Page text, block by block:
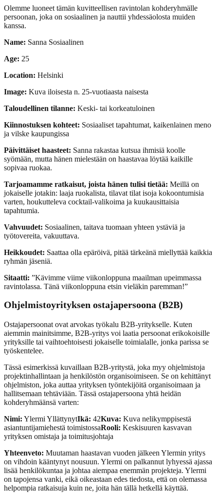
Olemme luoneet tämän kuvitteellisen ravintolan kohderyhmälle
persoonan, joka on sosiaalinen ja nauttii yhdessäolosta muiden
kanssa.
Name: Sanna Sosiaalinen
Age: 25
Location: Helsinki
Image: Kuva iloisesta n. 25-vuotiaasta naisesta
Taloudellinen tilanne: Keski- tai korkeatuloinen
Kiinnostuksen kohteet: Sosiaaliset tapahtumat, kaikenlainen meno
ja vilske kaupungissa
Päivittäiset haasteet: Sanna rakastaa kutsua ihmisiä koolle
syömään, mutta hänen mielestään on haastavaa löytää kaikille
sopivaa ruokaa.
Tarjoamamme ratkaisut, joista hänen tulisi tietää: Meillä on
jokaiselle jotakin: laaja ruokalista, tilavat tilat isoja kokoontumisia
varten, houkutteleva cocktail-valikoima ja kuukausittaisia
tapahtumia.
Vahvuudet: Sosiaalinen, taitava tuomaan yhteen ystäviä ja
työtovereita, vakuuttava.
Heikkoudet: Saattaa olla epäröivä, pitää tärkeänä miellyttää kaikkia
ryhmän jäseniä.
Sitaatti: ”Kävimme viime viikonloppuna maailman upeimmassa
ravintolassa. Tänä viikonloppuna etsin vieläkin paremman!”
Ohjelmistoyrityksen ostajapersoona (B2B)
Ostajapersoonat ovat arvokas työkalu B2B-yritykselle. Kuten
aiemmin mainitsimme, B2B-yritys voi laatia persoonat erikokoisille
yrityksille tai vaihtoehtoisesti jokaiselle toimialalle, jonka parissa se
työskentelee.
Tässä esimerkissä kuvaillaan B2B-yritystä, joka myy ohjelmistoja
projektinhallintaan ja henkilöstön organisoimiseen. Se on kehittänyt
ohjelmiston, joka auttaa yrityksen työntekijöitä organisoimaan ja
hallitsemaan tehtäviään. Tässä ostajapersoona yhtä heidän
kohderyhmäänsä varten:
Nimi: Ylermi YllättynytIkä: 42Kuva: Kuva nelikymppisestä
asiantuntijamiehestä toimistossaRooli: Keskisuuren kasvavan
yrityksen omistaja ja toimitusjohtaja
Yhteenveto: Muutaman haastavan vuoden jälkeen Ylermin yritys
on vihdoin kääntynyt nousuun. Ylermi on palkannut lyhyessä ajassa
lisää henkilökuntaa ja johtaa aiempaa enemmän projekteja. Ylermi
on tapojensa vanki, eikä oikeastaan edes tiedosta, että on olemassa
helpompia ratkaisuja kuin ne, joita hän tällä hetkellä käyttää.